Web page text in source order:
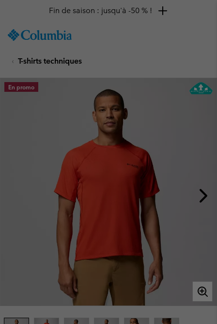
TO
SKIP
MAIN
NAV
Fin de saison : jusqu'à -50 % !
T-shirts techniques
En promo